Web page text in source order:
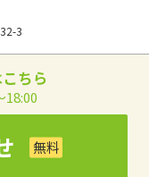
3
ちら
18:00